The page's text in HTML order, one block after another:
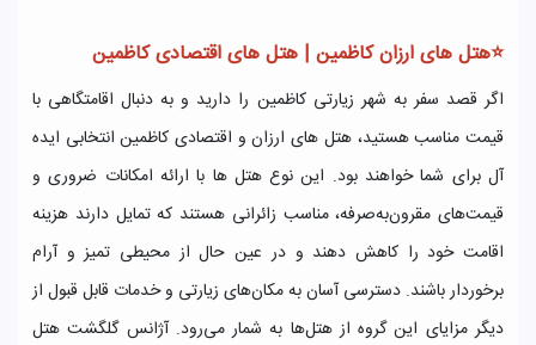
⭐هتل های ارزان کاظمین | هتل های اقتصادی کاظمین
اگر قصد سفر به شهر زیارتی کاظمین را دارید و به دنبال اقامتگاهی با
قیمت مناسب هستید، هتل های ارزان و اقتصادی کاظمین انتخابی ایده
آل برای شما خواهند بود. این نوع هتل ها با ارائه امکانات ضروری و
قیمت‌های مقرون‌به‌صرفه، مناسب زائرانی هستند که تمایل دارند هزینه
اقامت خود را کاهش دهند و در عین حال از محیطی تمیز و آرام
برخوردار باشند. دسترسی آسان به مکان‌های زیارتی و خدمات قابل قبول از
دیگر مزایای این گروه از هتل‌ها به شمار می‌رود. آژانس گلگشت هتل